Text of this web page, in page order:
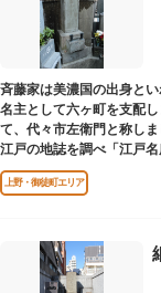
斉藤家は美濃国の出身と
名主として六ヶ町を支配
て、代々市左衛門と称し
江戸の地誌を調べ「江戸
は法善寺（ほうぜんじ）に
上野・御徒町エリア